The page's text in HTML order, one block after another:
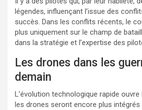
légendes, influençant l’issue des
succès. Dans les conflits récents, le
plus uniquement sur le champ de
dans la stratégie et l’expertise des
Les drones dans les
demain
L’évolution technologique rapide
les drones seront encore plus intégrés